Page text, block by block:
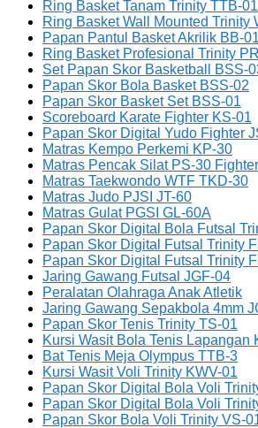
Ring Basket Tanam Trinity TTB-01
Ring Basket Wall Mounted Trinity
Papan Pantul Basket Akrilik BB-01
Ring Basket Profesional Trinity
Set Papan Skor Basketball BSS-
Papan Skor Bola Basket BSS-02
Papan Skor Basket Set BSS-01
Scoreboard Karate Fighter KS-01
Papan Skor Digital Yudo Fighter
Matras Kempo Perkemi KP-30
Matras Pencak Silat PS-30 Fighter
Matras Taekwondo WTF TKD-30
Matras Judo PJSI JT-60
Matras Gulat PGSI GL-60A
Papan Skor Digital Bola Futsal
Papan Skor Digital Futsal Trinity
Papan Skor Digital Futsal Trinity
Jaring Gawang Futsal JGF-04
Peralatan Olahraga Anak Atletik
Jaring Gawang Sepakbola 4mm
Papan Skor Tenis Trinity TS-01
Kursi Wasit Bola Tenis Lapangan
Bat Tenis Meja Olympus TTB-3
Kursi Wasit Voli Trinity KWV-01
Papan Skor Digital Bola Voli
Papan Skor Digital Bola Voli
Papan Skor Bola Voli Trinity VS-